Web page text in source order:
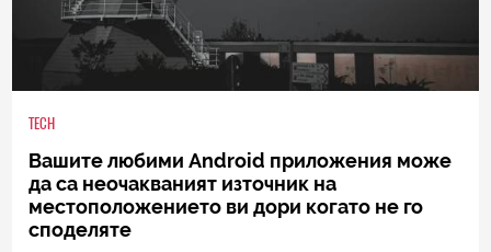
TECH
Вашите любими Android приложения може
да са неочакваният източник на
местоположението ви дори когато не го
споделяте